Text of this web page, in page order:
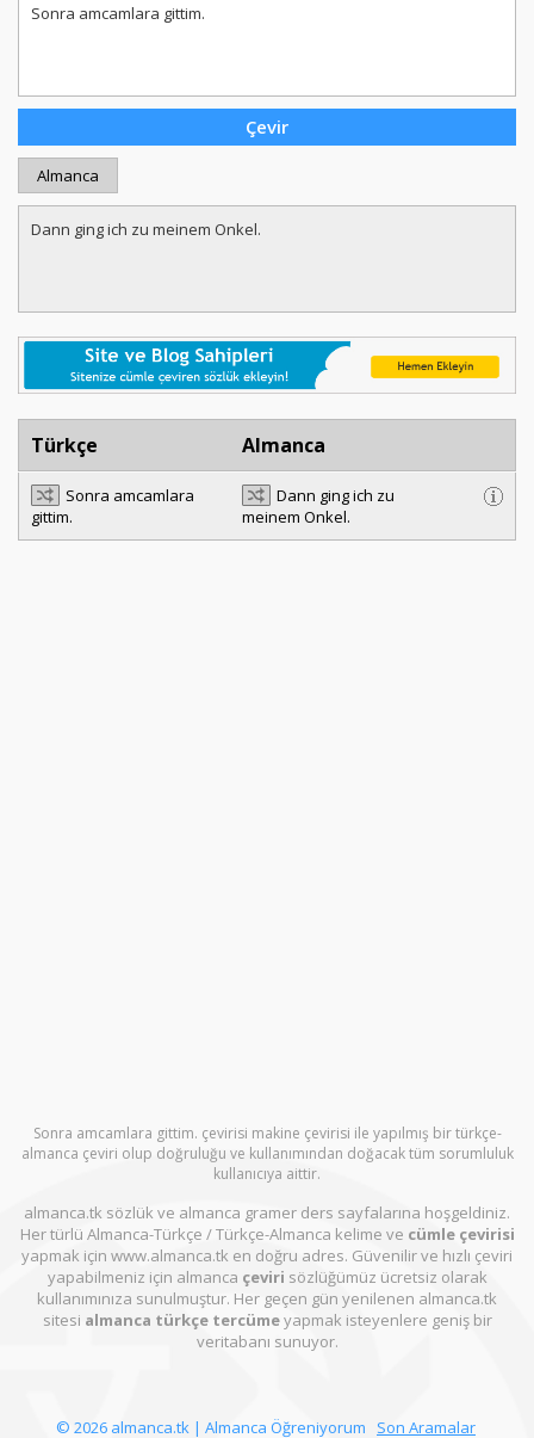
Almanca
Türkçe Almanca
Sonra amcamlara
gittim.
Dann ging ich zu
meinem Onkel.
Sonra amcamlara gittim. çevirisi makine çevirisi ile yapılmış bir türkçe-
almanca çeviri olup doğruluğu ve kullanımından doğacak tüm sorumluluk
kullanıcıya aittir.
almanca.tk sözlük ve almanca gramer ders sayfalarına hoşgeldiniz.
Her türlü Almanca-Türkçe / Türkçe-Almanca kelime ve cümle çevirisi
yapmak için www.almanca.tk en doğru adres. Güvenilir ve hızlı çeviri
yapabilmeniz için almanca çeviri sözlüğümüz ücretsiz olarak
kullanımınıza sunulmuştur. Her geçen gün yenilenen almanca.tk
sitesi almanca türkçe tercümeyapmak isteyenlere geniş bir
veritabanı sunuyor.
© 2026 almanca.tk | Almanca Öğreniyorum Son Aramalar